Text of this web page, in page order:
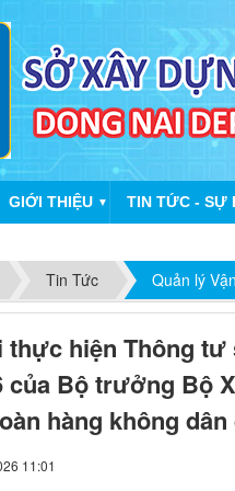
GIỚI THIỆU ▼ TIN TỨC - SỰ
Tin Tức Quản lý
hiện Thông tư
của Bộ trưởng Bộ
hàng không
11:01